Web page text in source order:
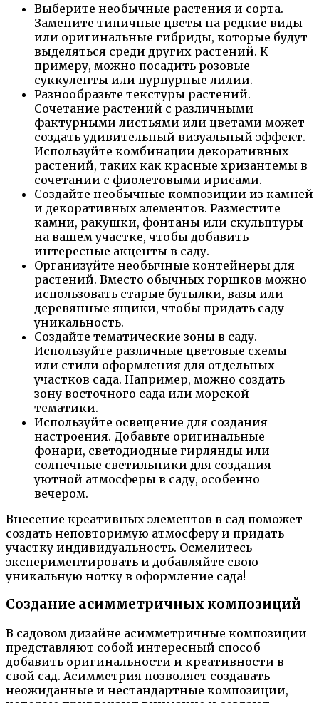
Выберите необычные растения и сорта.
Замените типичные цветы на редкие виды
или оригинальные гибриды, которые будут
выделяться среди других растений. К
примеру, можно посадить розовые
суккуленты или пурпурные лилии.
Разнообразьте текстуры растений.
Сочетание растений с различными
фактурными листьями или цветами может
создать удивительный визуальный эффект.
Используйте комбинации декоративных
растений, таких как красные хризантемы в
сочетании с фиолетовыми ирисами.
Создайте необычные композиции из камней
и декоративных элементов. Разместите
камни, ракушки, фонтаны или скульптуры
на вашем участке, чтобы добавить
интересные акценты в саду.
Организуйте необычные контейнеры для
растений. Вместо обычных горшков можно
использовать старые бутылки, вазы или
деревянные ящики, чтобы придать саду
уникальность.
Создайте тематические зоны в саду.
Используйте различные цветовые схемы
или стили оформления для отдельных
участков сада. Например, можно создать
зону восточного сада или морской
тематики.
Используйте освещение для создания
настроения. Добавьте оригинальные
фонари, светодиодные гирлянды или
солнечные светильники для создания
уютной атмосферы в саду, особенно
вечером.
Внесение креативных элементов в сад поможет
создать неповторимую атмосферу и придать
участку индивидуальность. Осмелитесь
экспериментировать и добавляйте свою
уникальную нотку в оформление сада!
Создание асимметричных композиций
В садовом дизайне асимметричные композиции
представляют собой интересный способ
добавить оригинальности и креативности в
свой сад. Асимметрия позволяет создавать
неожиданные и нестандартные композиции,